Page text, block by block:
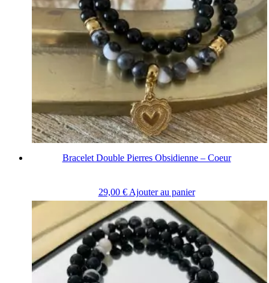
Bracelet Double Pierres Obsidienne – Coeur
29,00 € Ajouter au panier